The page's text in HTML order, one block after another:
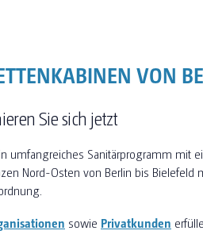
VON
Sie sich jetzt
umfangreiches Sanitärprogramm mit
Nord-Osten von Berlin bis
sowie Privatkunden